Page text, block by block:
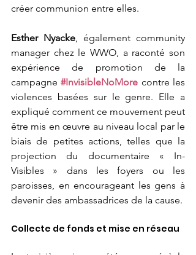
créer communion entre elles.
Esther Nyacke, également community
manager chez le WWO, a raconté son
expérience de promotion de la
campagne #InvisibleNoMore contre les
violences basées sur le genre. Elle a
expliqué comment ce mouvement peut
être mis en œuvre au niveau local par le
biais de petites actions, telles que la
projection du documentaire « In-
Visibles » dans les foyers ou les
paroisses, en encourageant les gens à
devenir des ambassadrices de la cause.
Collecte de fonds et mise en réseau